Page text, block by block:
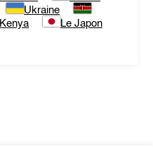
Ukraine
Kenya
Le Japon